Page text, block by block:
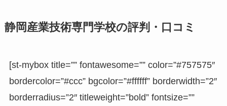
静岡産業技術専門学校の評判・口コミ
[st-mybox title=”” fontawesome=”” color=”#757575″
bordercolor=”#ccc” bgcolor=”#ffffff” borderwidth=”2″
borderradius=”2″ titleweight=”bold” fontsize=””